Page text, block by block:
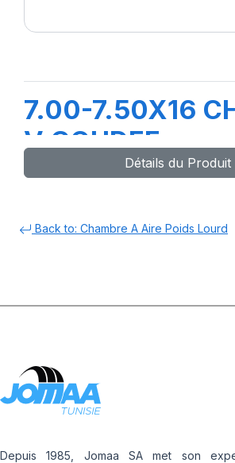
7.00-7.50X16
V COUDEE
Détails du Produit
Back to: Chambre A Aire Poids Lourd
Depuis 1985, Jomaa SA met son